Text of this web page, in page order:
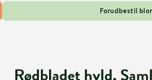
Forudbestil
Rødbladet hyld,